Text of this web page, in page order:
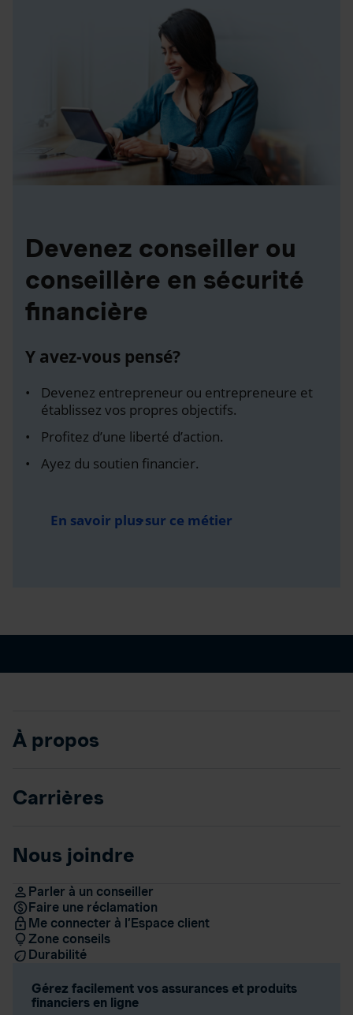
Devenez conseiller ou
conseillère en sécurité
financière
Y avez-vous pensé?
Devenez entrepreneur ou entrepreneure et
établissez vos propres objectifs.
Profitez d’une liberté d’action.
Ayez du soutien financier.
En savoir plus sur ce métier
À propos
Carrières
Nous joindre
Parler à un conseiller
Faire une réclamation
Me connecter à l’Espace client
Zone conseils
Durabilité
Gérez facilement vos assurances et produits
financiers en ligne